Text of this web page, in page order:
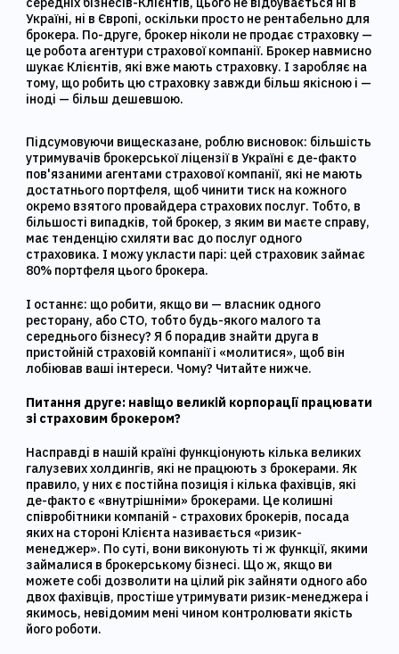
Україні, ні в Європі, оскільки просто не рентабельно для
брокера. По-друге, брокер ніколи не продає страховку —
це робота агентури страхової компанії. Брокер навмисно
шукає Клієнтів, які вже мають страховку. І заробляє на
тому, що робить цю страховку завжди більш якісною і —
іноді — більш дешевшою.
Підсумовуючи вищесказане, роблю висновок: більшість
утримувачів брокерської ліцензії в Україні є де-факто
пов'язаними агентами страхової компанії, які не мають
достатнього портфеля, щоб чинити тиск на кожного
окремо взятого провайдера страхових послуг. Тобто, в
більшості випадків, той брокер, з яким ви маєте справу,
має тенденцію схиляти вас до послуг одного
страховика. І можу укласти парі: цей страховик займає
80% портфеля цього брокера.
І останнє: що робити, якщо ви — власник одного
ресторану, або СТО, тобто будь-якого малого та
середнього бізнесу? Я б порадив знайти друга в
пристойній страховій компанії і «молитися», щоб він
лобіював ваші інтереси. Чому? Читайте нижче.
Питання друге: навіщо великій корпорації працювати
зі страховим брокером?
Насправді в нашій країні функціонують кілька великих
галузевих холдингів, які не працюють з брокерами. Як
правило, у них є постійна позиція і кілька фахівців, які
де-факто є «внутрішніми» брокерами. Це колишні
співробітники компаній - страхових брокерів, посада
яких на стороні Клієнта називається «ризик-
менеджер». По суті, вони виконують ті ж функції, якими
займалися в брокерському бізнесі. Що ж, якщо ви
можете собі дозволити на цілий рік зайняти одного або
двох фахівців, простіше утримувати ризик-менеджера і
якимось, невідомим мені чином контролювати якість
його роботи.